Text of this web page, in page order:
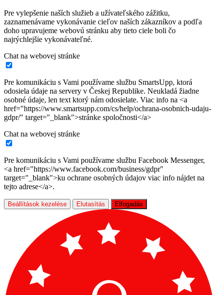
Pre vylepšenie naších služieb a užívateľského zážitku,
zaznamenávame vykonávanie cieľov naších zákazníkov a podľa
doho upravujeme webovú stránku aby tieto ciele boli čo
najrýchlejšie vykonávateľné.
Chat na webovej stránke
Pre komunikáciu s Vami používame službu SmartsUpp, ktorá
odosiela údaje na servery v Českej Republike. Neukladá žiadne
osobné údaje, len text ktorý nám odosielate. Viac info na <a
href="https://www.smartsupp.com/cs/help/ochrana-osobnich-udaju-
gdpr/" target="_blank">stránke spoločnosti</a>
Chat na webovej stránke
Pre komunikáciu s Vami používame službu Facebook Messenger,
<a href="https://www.facebook.com/business/gdpr"
target="_blank">ku ochrane osobných údajov viac info nájdet na
tejto adrese</a>.
Beállítások kezelése Elutasítás Elfogadás